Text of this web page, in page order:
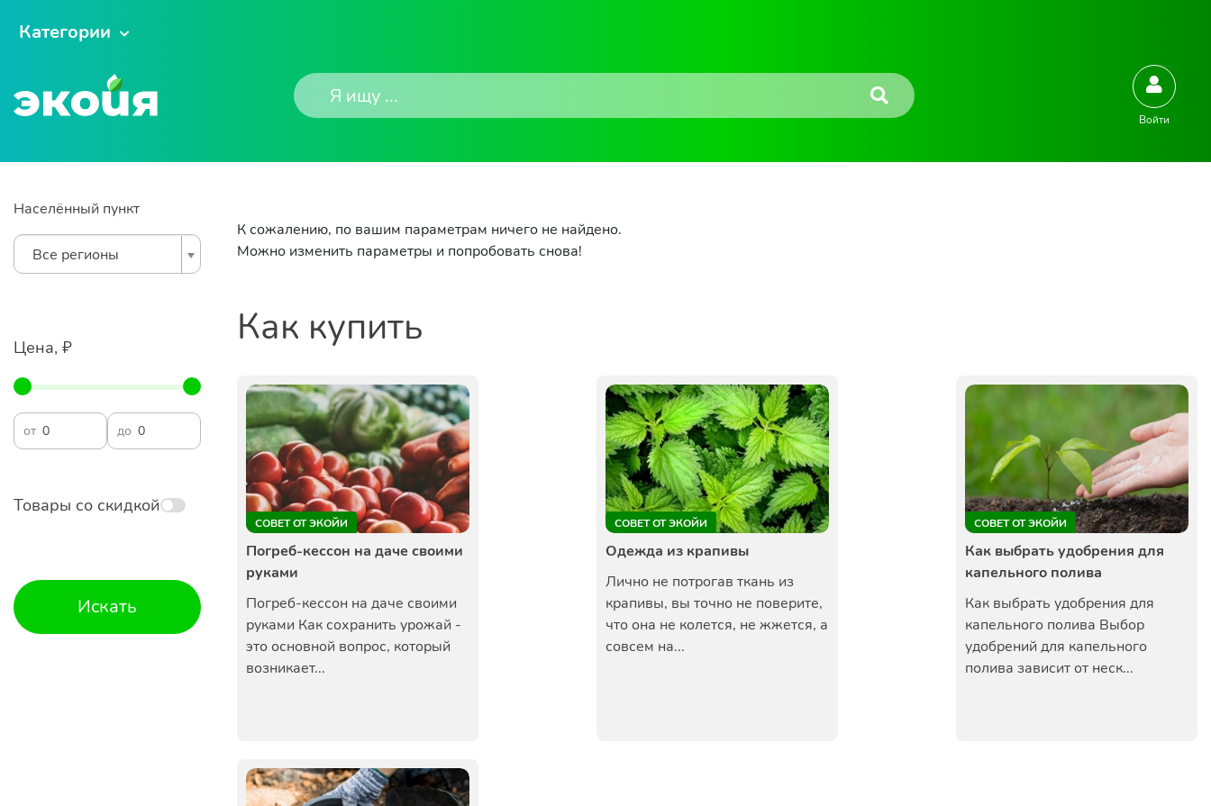
Категории
Войти
Населённый пункт
Все регионы
Цена, ₽
от до
Товары со скидкой
Искать
К сожалению, по вашим параметрам ничего не найдено.
Можно изменить параметры и попробовать снова!
Как купить
СОВЕТ ОТ ЭКОЙИ
Погреб-кессон на даче своими
руками
Погреб-кессон на даче своими
руками Как сохранить урожай -
это основной вопрос, который
возникает...
СОВЕТ ОТ ЭКОЙИ
Одежда из крапивы
Лично не потрогав ткань из
крапивы, вы точно не поверите,
что она не колется, не жжется, а
совсем на...
СОВЕТ ОТ ЭКОЙИ
Как выбрать удобрения для
капельного полива
Как выбрать удобрения для
капельного полива Выбор
удобрений для капельного
полива зависит от неск...